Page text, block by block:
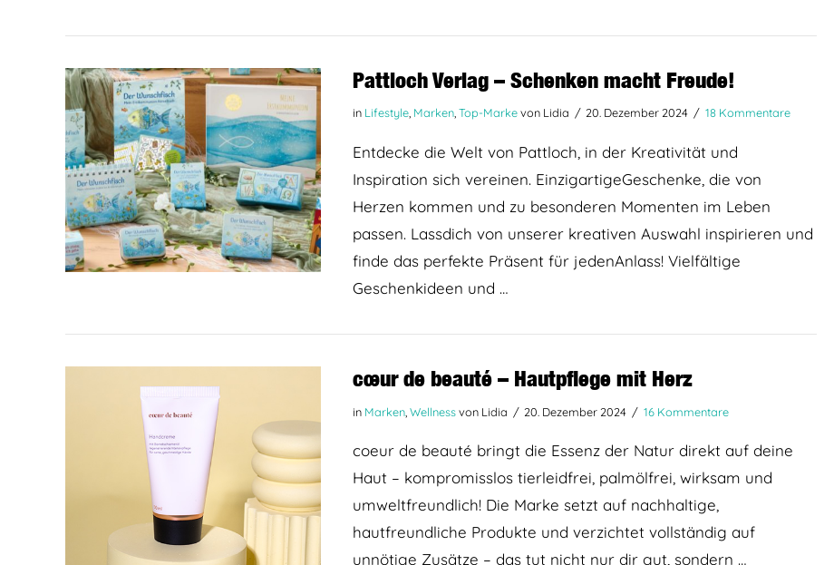
BEITRAG LESEN
Pattloch Verlag – Schenken macht Freude!
in Lifestyle, Marken,Top-Markevon Lidia 20. Dezember 2024 18 Kommentare
Entdecke die Welt von Pattloch, in der Kreativität und
Inspiration sich vereinen. EinzigartigeGeschenke, die von
Herzen kommen und zu besonderen Momenten im Leben
passen. Lassdich von unserer kreativen Auswahl inspirieren und
finde das perfekte Präsent für jedenAnlass! Vielfältige
Geschenkideen und …
cœur de beauté – Hautpflege mit Herz
in Marken, Wellnessvon Lidia 20. Dezember 2024 16 Kommentare
coeur de beauté bringt die Essenz der Natur direkt auf deine
Haut – kompromisslos tierleidfrei, palmölfrei, wirksam und
umweltfreundlich! Die Marke setzt auf nachhaltige,
hautfreundliche Produkte und verzichtet vollständig auf
unnötige Zusätze – das tut nicht nur dir gut, sondern …